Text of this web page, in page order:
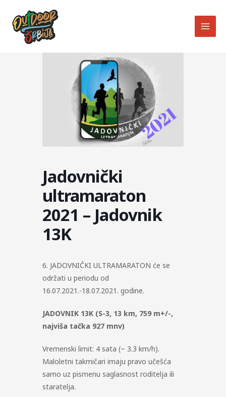
content
Jadovnički
ultramaraton
2021 – Jadovnik
13K
6. JADOVNIČKI ULTRAMARATON će se
održati u periodu od
16.07.2021.-18.07.2021. godine.
JADOVNIK 13K (S-3, 13 km, 759 m+/-,
najviša tačka 927 mnv)
Vremenski limit: 4 sata (~ 3.3 km/h).
Maloletni takmičari imaju pravo učešća
samo uz pismenu saglasnost roditelja ili
staratelja.